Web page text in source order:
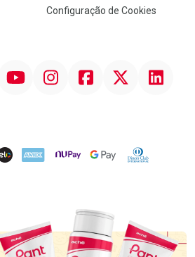
Configuração de Cookies
InstagramFacebook Linkedin
AMEX NuPay Google PayDiners Club
Destaque